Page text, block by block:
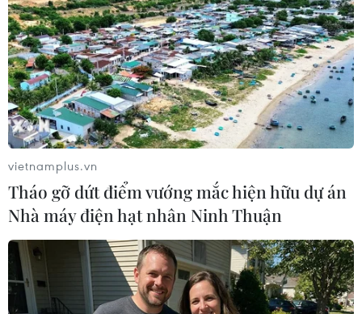
TIN LIÊN QUAN
An Giang: Bắt giữ và di lý đối tượng lẩn
trốn truy nã hơn 20 năm
vietnamplus.vn
Tháo gỡ dứt điểm vướng mắc hiện hữu dự án
Nhà máy điện hạt nhân Ninh Thuận